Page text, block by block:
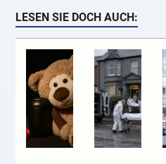
LESEN SIE DOCH AUCH: